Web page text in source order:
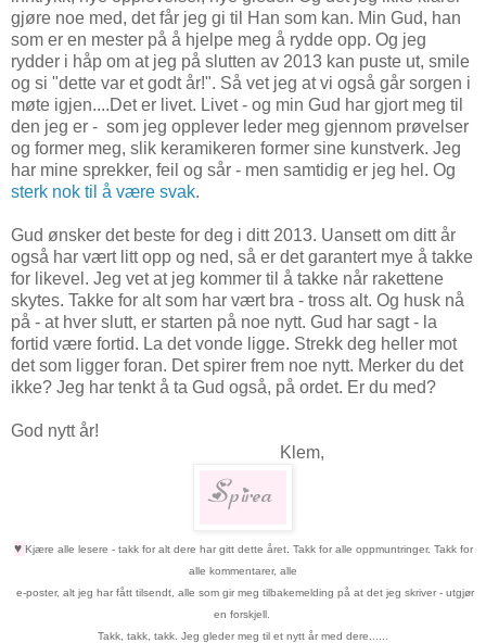
gjøre noe med, det får jeg gi til Han som kan. Min Gud, han
som er en mester på å hjelpe meg å rydde opp. Og jeg
rydder i håp om at jeg på slutten av 2013 kan puste ut, smile
og si "dette var et godt år!". Så vet jeg at vi også går sorgen i
møte igjen....Det er livet. Livet - og min Gud har gjort meg til
den jeg er - som jeg opplever leder meg gjennom prøvelser
og former meg, slik keramikeren former sine kunstverk. Jeg
har mine sprekker, feil og sår - men samtidig er jeg hel. Og
sterk nok til å være svak.
Gud ønsker det beste for deg i ditt 2013. Uansett om ditt år
også har vært litt opp og ned, så er det garantert mye å takke
for likevel. Jeg vet at jeg kommer til å takke når rakettene
skytes. Takke for alt som har vært bra - tross alt. Og husk nå
på - at hver slutt, er starten på noe nytt. Gud har sagt - la
fortid være fortid. La det vonde ligge. Strekk deg heller mot
det som ligger foran. Det spirer frem noe nytt. Merker du det
ikke? Jeg har tenkt å ta Gud også, på ordet. Er du med?
God nytt år!
Klem,
♥ Kjære alle lesere - takk for alt dere har gitt dette året. Takk for alle oppmuntringer. Takk for
alle kommentarer, alle
e-poster, alt jeg har fått tilsendt, alle som gir meg tilbakemelding på at det jeg skriver - utgjør
en forskjell.
Takk, takk, takk. Jeg gleder meg til et nytt år med dere......